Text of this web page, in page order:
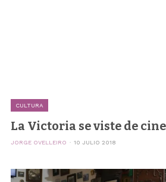
CULTURA
La Victoria se viste de
JORGE OVELLEIRO 10 JULIO 2018